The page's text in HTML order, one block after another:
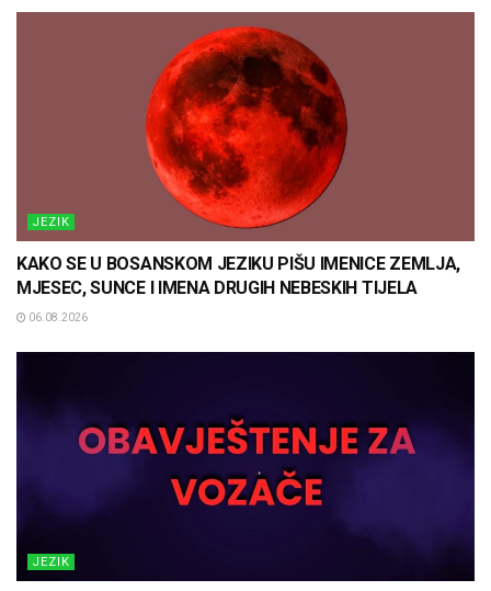
JEZIK
KAKO SE U BOSANSKOM JEZIKU PIŠU IMENICE ZEMLJA,
MJESEC, SUNCE I IMENA DRUGIH NEBESKIH TIJELA
06.08.2026
JEZIK